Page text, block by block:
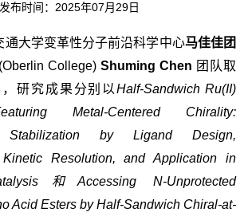
发布时间：2025年07月29日
通大学变革性分子前沿科学中心马佳佳团
College) Shuming Chen 团队取
研究成果分别以Half-Sandwich Ru(II)
Metal-Centered Chirality:
Stabilization by Ligand Design,
Resolution, and Application in
和Accessing N-Unprotected
Acid Esters by Half-Sandwich Chiral-at-